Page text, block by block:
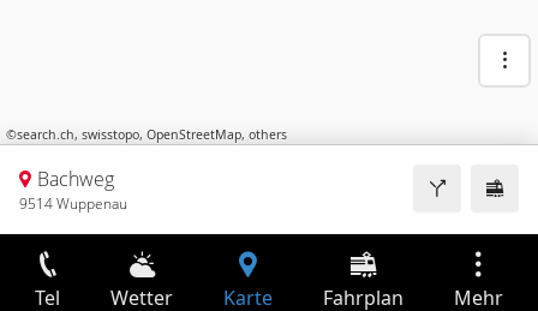
©search.ch, swisstopo, OpenStreetMap, others
Bachweg
9514 Wuppenau
Tel Wetter Karte Fahrplan Mehr